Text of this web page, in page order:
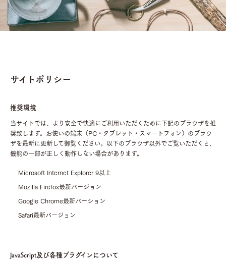
サイトポリシー
推奨環境
当サイトでは、より安全で快適にご利用いただくために下記のブラウザを推
奨致します。お使いの端末（PC・タブレット・スマートフォン）のブラウ
ザを最新に更新して御覧ください。以下のブラウザ以外でご覧いただくと、
機能の一部が正しく動作しない場合があります。
Microsoft Internet Explorer 9以上
Mozilla Firefox最新バージョン
Google Chrome最新バーション
Safari最新バージョン
JavaScript及び各種プラグインについて